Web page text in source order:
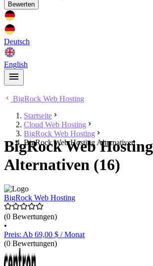
Bewerten
Deutsch
English
BigRock Web Hosting
Startseite
Cloud Web Hosting
BigRock Web Hosting
BigRock Web Hosting Alternativen
BigRock Web Hosting
Alternativen (16)
BigRock Web Hosting
(0 Bewertungen)
•
Preis: Ab 69,00 $ / Monat
(0 Bewertungen)